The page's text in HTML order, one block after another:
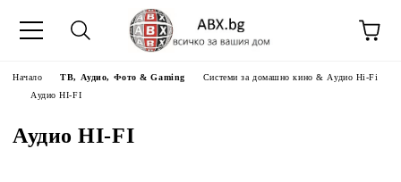
Начало ТВ, Аудио, Фото & Gaming
Системи за домашно кино & Аудио Hi-Fi
Аудио HI-FI
Аудио HI-FI